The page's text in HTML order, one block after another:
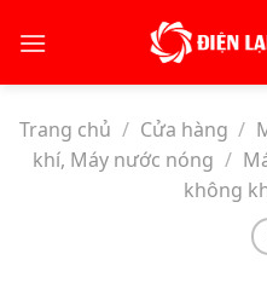
Trang chủ / Cửa hàng /
khí, Máy nước nóng /
không